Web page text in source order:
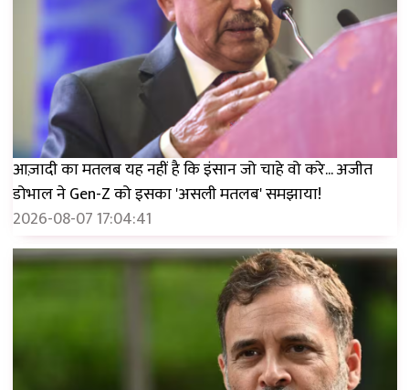
आज़ादी का मतलब यह नहीं है कि इंसान जो चाहे वो करे... अजीत
डोभाल ने Gen-Z को इसका 'असली मतलब' समझाया!
2026-08-07 17:04:41